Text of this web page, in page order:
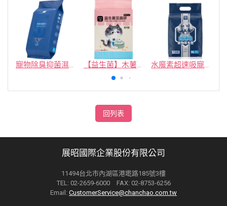
寵物除臭抑菌濕紙巾／30抽／無味【4包100】 【益生菌】木薯豆腐砂/豆腐砂 (1包最低$119起)抽貓砂機 水魔素超速吸寵物尿布墊買1送1
回列表
展昭國際企業股份有限公司
11494台北市內湖區港墘路185號3樓
TEL: 02-2659-6000 FAX: 02-8753-6256
Email: CustomerService@chanchao.com.tw